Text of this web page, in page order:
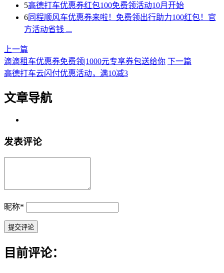
5高德打车优惠券红包100免费领活动10月开始
6同程顺风车优惠券来啦！免费领出行助力100红包！官
方活动省钱 ...
上一篇
滴滴租车优惠券免费领|1000元专享券包送给你 下一篇
高德打车云闪付优惠活动，满10减3
文章导航
发表评论
昵称*
目前评论：